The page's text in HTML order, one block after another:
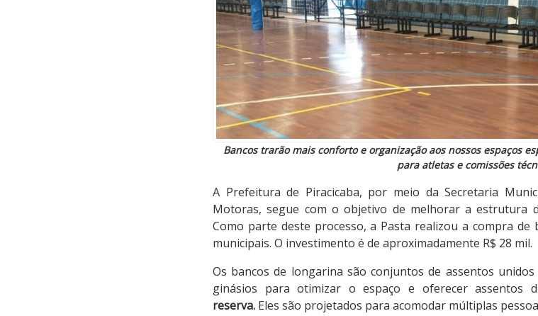
Bancos trarão mais conforto e organização aos nossos espaços
para atletas e comissões
A Prefeitura de Piracicaba, por meio da Secretaria
Motoras, segue com o objetivo de melhorar a estrutura
Como parte deste processo, a Pasta realizou a compra
municipais. O investimento é de aproximadamente R$ 28 mil.
Os bancos de longarina são conjuntos de assentos
ginásios para otimizar o espaço e oferecer assentos
reserva. Eles são projetados para acomodar múltiplas